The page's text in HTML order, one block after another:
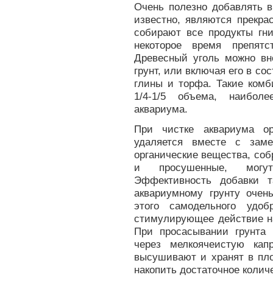
Очень полезно добавлять
известно, являются
собирают все продукты
некоторое время
Древесный уголь можно
грунт, или включая его в
глины и торфа. Такие
1/4-1/5 объема,
аквариума.
При чистке аквариума
удаляется вместе с
органические вещества,
и просушенные,
Эффективность добавки
аквариумному грунту
этого самодельного
стимулирующее действие
При просасывании
через мелкоячеистую
высушивают и хранят в
накопить достаточное